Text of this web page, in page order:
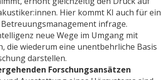
Hier kommt KI auch für ein
infrage.
neue Wege im Umgang mit
die wiederum eine unentbehrliche Basis
darstellen.
Forschungsansätzen